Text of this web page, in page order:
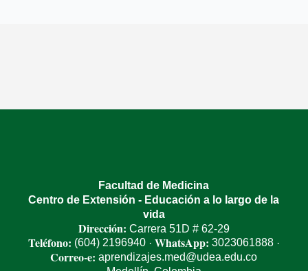
Facultad de Medicina
Centro de Extensión - Educación a lo largo de la
vida
Dirección: Carrera 51D # 62-29
Teléfono: (604) 2196940· WhatsApp: 3023061888·
Correo-e: aprendizajes.med@udea.edu.co